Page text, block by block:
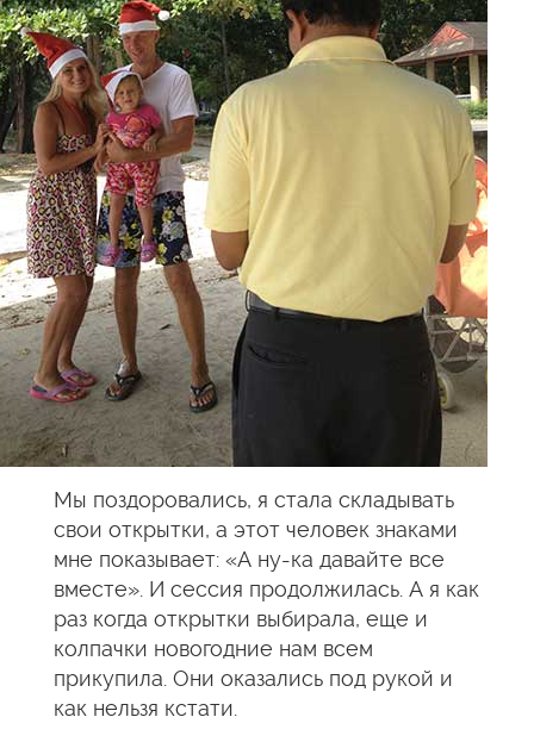
Мы поздоровались, я стала складывать
свои открытки, а этот человек знаками
мне показывает: «А ну-ка давайте все
вместе». И сессия продолжилась. А я как
раз когда открытки выбирала, еще и
колпачки новогодние нам всем
прикупила. Они оказались под рукой и
как нельзя кстати.